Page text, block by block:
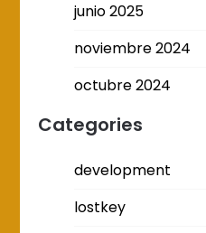
junio 2025
noviembre 2024
octubre 2024
Categories
development
lostkey